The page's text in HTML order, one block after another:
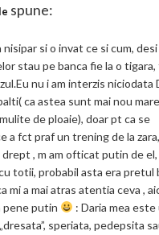
spune:
nisipar si o invat ce si cum,
stau pe banca fie la o tigara,
nu i am interzis niciodata
ca astea sunt mai nou
de ploaie), doar pt ca se
a fct praf un trening de la
drept , m am ofticat putin de
totii, probabil asta era pretul
mi a mai atras atentia ceva ,
pene putin
: Daria mea
speriata, pedepsita